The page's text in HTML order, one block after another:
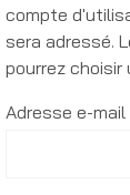
compte
sera adressé.
pourrez choisir
Adresse e-mail